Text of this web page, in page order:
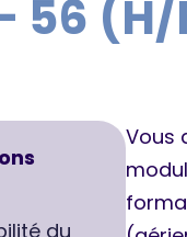
56 (H/
du
Vous